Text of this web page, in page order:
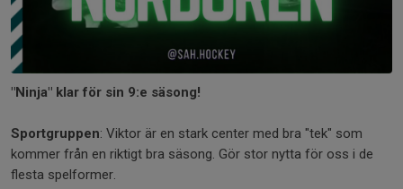
"Ninja" klar för sin 9:e säsong!
Sportgruppen: Viktor är en stark center med bra "tek" som
kommer från en riktigt bra säsong. Gör stor nytta för oss i de
flesta spelformer.